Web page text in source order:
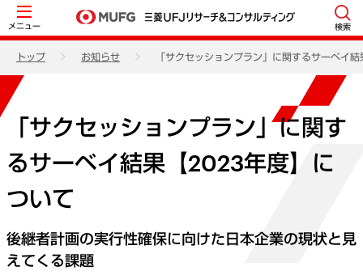
メニュー 検索
トップ お知らせ 「サクセッションプラン」に関するサーベイ
「サクセッションプラン」に関す
るサーベイ結果【2023年度】に
ついて
後継者計画の実行性確保に向けた日本企業の現状と見
えてくる課題